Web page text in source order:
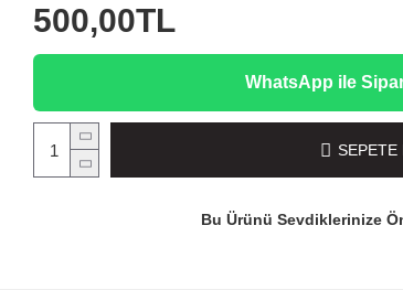
500,00TL
WhatsApp ile
SEPETE
Bu Ürünü Sevdiklerinize